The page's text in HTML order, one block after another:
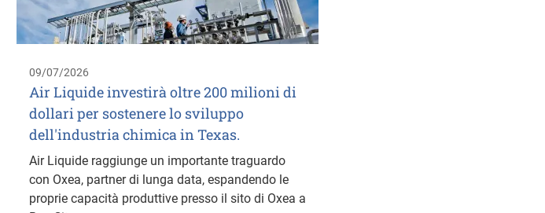
09/07/2026
Air Liquide investirà oltre 200 milioni di
dollari per sostenere lo sviluppo
dell'industria chimica in Texas.
Air Liquide raggiunge un importante traguardo
con Oxea, partner di lunga data, espandendo le
proprie capacità produttive presso il sito di Oxea a